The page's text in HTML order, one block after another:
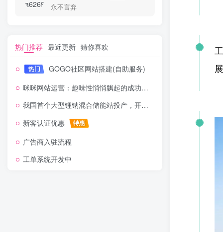
永不言弃
热门推荐 最近更新 猜你喜欢
热门
GOGO社区网站搭建(自助服务)
咪咪网站运营：趣味性悄悄飘起的成功风头
我国首个大型锂钠混合储能站投产，开启储能新时代
新客认证优惠
特惠
广告商入驻流程
工单系统开发中